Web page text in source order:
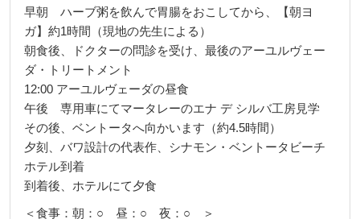
早朝 ハーブ粥を飲んで胃腸をおこしてから、【朝ヨ
ガ】約1時間（現地の先生による）
朝食後、ドクターの問診を受け、最後のアーユルヴェー
ダ・トリートメント
12:00 アーユルヴェーダの昼食
午後 専用車にてマータレーのエナ デ シルバ工房見学
その後、ベントータへ向かいます（約4.5時間）
夕刻、バワ設計の代表作、シナモン・ベントータビーチ
ホテル到着
到着後、ホテルにて夕食
＜食事：朝：○ 昼：○ 夜：○ ＞